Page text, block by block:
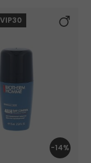
-14%